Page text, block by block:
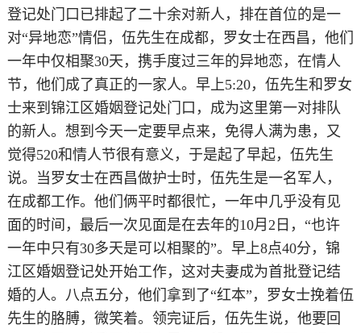
登记处门口已排起了二十余对新人，排在首位的是一
对“异地恋”情侣，伍先生在成都，罗女士在西昌，他们
一年中仅相聚30天，携手度过三年的异地恋，在情人
节，他们成了真正的一家人。早上5:20，伍先生和罗女
士来到锦江区婚姻登记处门口，成为这里第一对排队
的新人。想到今天一定要早点来，免得人满为患，又
觉得520和情人节很有意义，于是起了早起，伍先生
说。当罗女士在西昌做护士时，伍先生是一名军人，
在成都工作。他们俩平时都很忙，一年中几乎没有见
面的时间，最后一次见面是在去年的10月2日，“也许
一年中只有30多天是可以相聚的”。早上8点40分，锦
江区婚姻登记处开始工作，这对夫妻成为首批登记结
婚的人。八点五分，他们拿到了“红本”，罗女士挽着伍
先生的胳膊，微笑着。领完证后，伍先生说，他要回